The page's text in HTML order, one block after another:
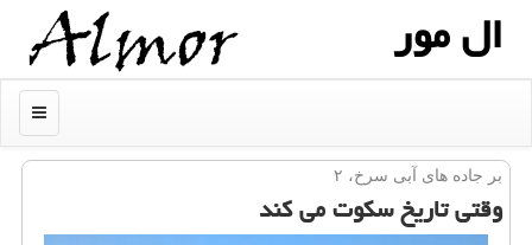
ال مور
منو
بر جاده های آبی سرخ، ۲
وقتی تاریخ سکوت می کند